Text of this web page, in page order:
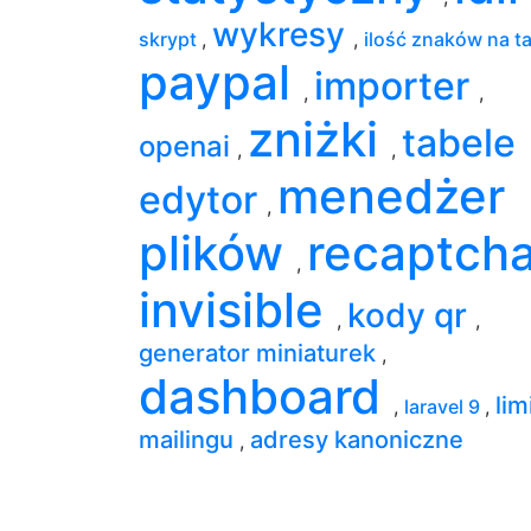
skrypt , wykresy , ilość znaków na
paypal , importer ,
openai , zniżki , tabele
edytor , menedżer
plików
,
invisible
, kody qr ,
generator miniaturek ,
dashboard , laravel 9 ,
mailingu , adresy kanoniczne